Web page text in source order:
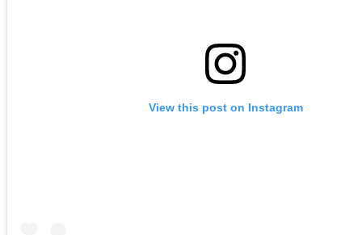
View this post on Instagram